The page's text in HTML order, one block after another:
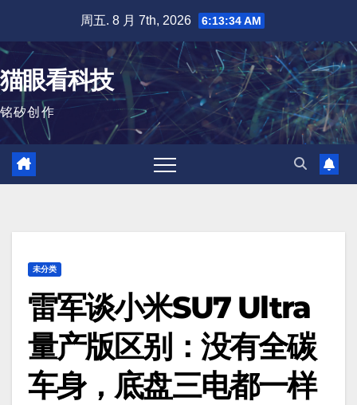
内
容
周五. 8 月 7th, 2026 6:13:35 AM
猫眼看科技
铭矽创作
未分类
雷军谈小米SU7 Ultra
量产版区别：没有全碳
车身，底盘三电都一样